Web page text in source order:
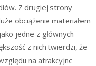
Z drugiej strony
obciążenie materiałem
jedne z głównych
z nich twierdzi, że
na atrakcyjne